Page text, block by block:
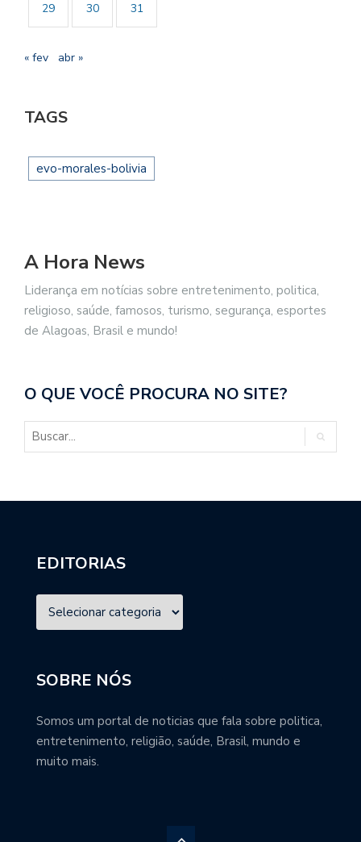
29 30 31
« fev abr »
TAGS
evo-morales-bolivia
A Hora News
Liderança em notícias sobre entretenimento, politica,
religioso, saúde, famosos, turismo, segurança, esportes
de Alagoas, Brasil e mundo!
O QUE VOCÊ PROCURA NO SITE?
EDITORIAS
SOBRE NÓS
Somos um portal de noticias que fala sobre politica,
entretenimento, religião, saúde, Brasil, mundo e
muito mais.